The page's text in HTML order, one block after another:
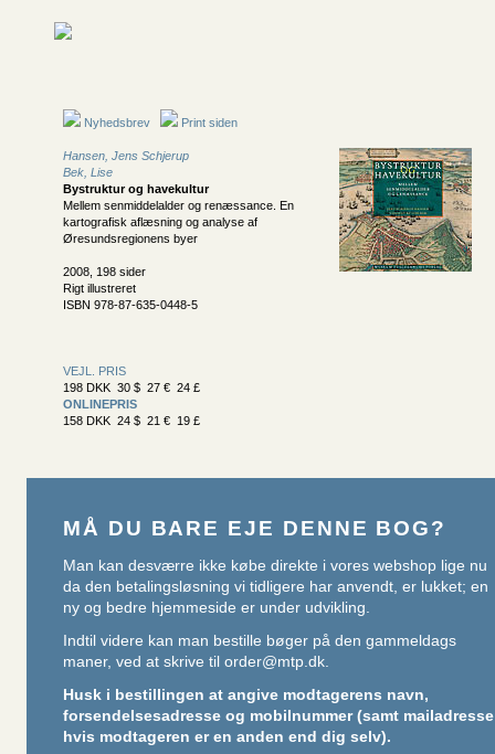
Nyhedsbrev Print siden
Hansen, Jens Schjerup
Bek, Lise
Bystruktur og havekultur
Mellem senmiddelalder og renæssance. En
kartografisk aflæsning og analyse af
Øresundsregionens byer
2008, 198 sider
Rigt illustreret
ISBN 978-87-635-0448-5
VEJL. PRIS
198 DKK 30 $ 27 € 24 £
ONLINEPRIS
158 DKK 24 $ 21 € 19 £
MÅ DU BARE EJE DENNE BOG?
Man kan desværre ikke købe direkte i vores webshop lige nu
da den betalingsløsning vi tidligere har anvendt, er lukket; en
ny og bedre hjemmeside er under udvikling.
Indtil videre kan man bestille bøger på den gammeldags
maner, ved at skrive til order@mtp.dk.
Husk i bestillingen at angive modtagerens navn,
forsendelsesadresse og mobilnummer (samt mailadresse
hvis modtageren er en anden end dig selv).